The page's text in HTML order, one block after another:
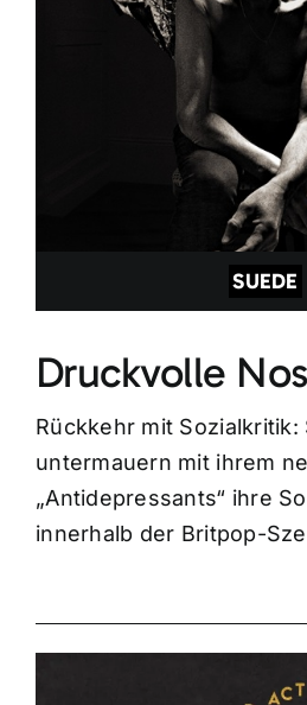
SUEDE
Druckvolle
Rückkehr mit Sozialkritik:
untermauern mit ihrem
„Antidepressants“ ihre
innerhalb der Britpop-